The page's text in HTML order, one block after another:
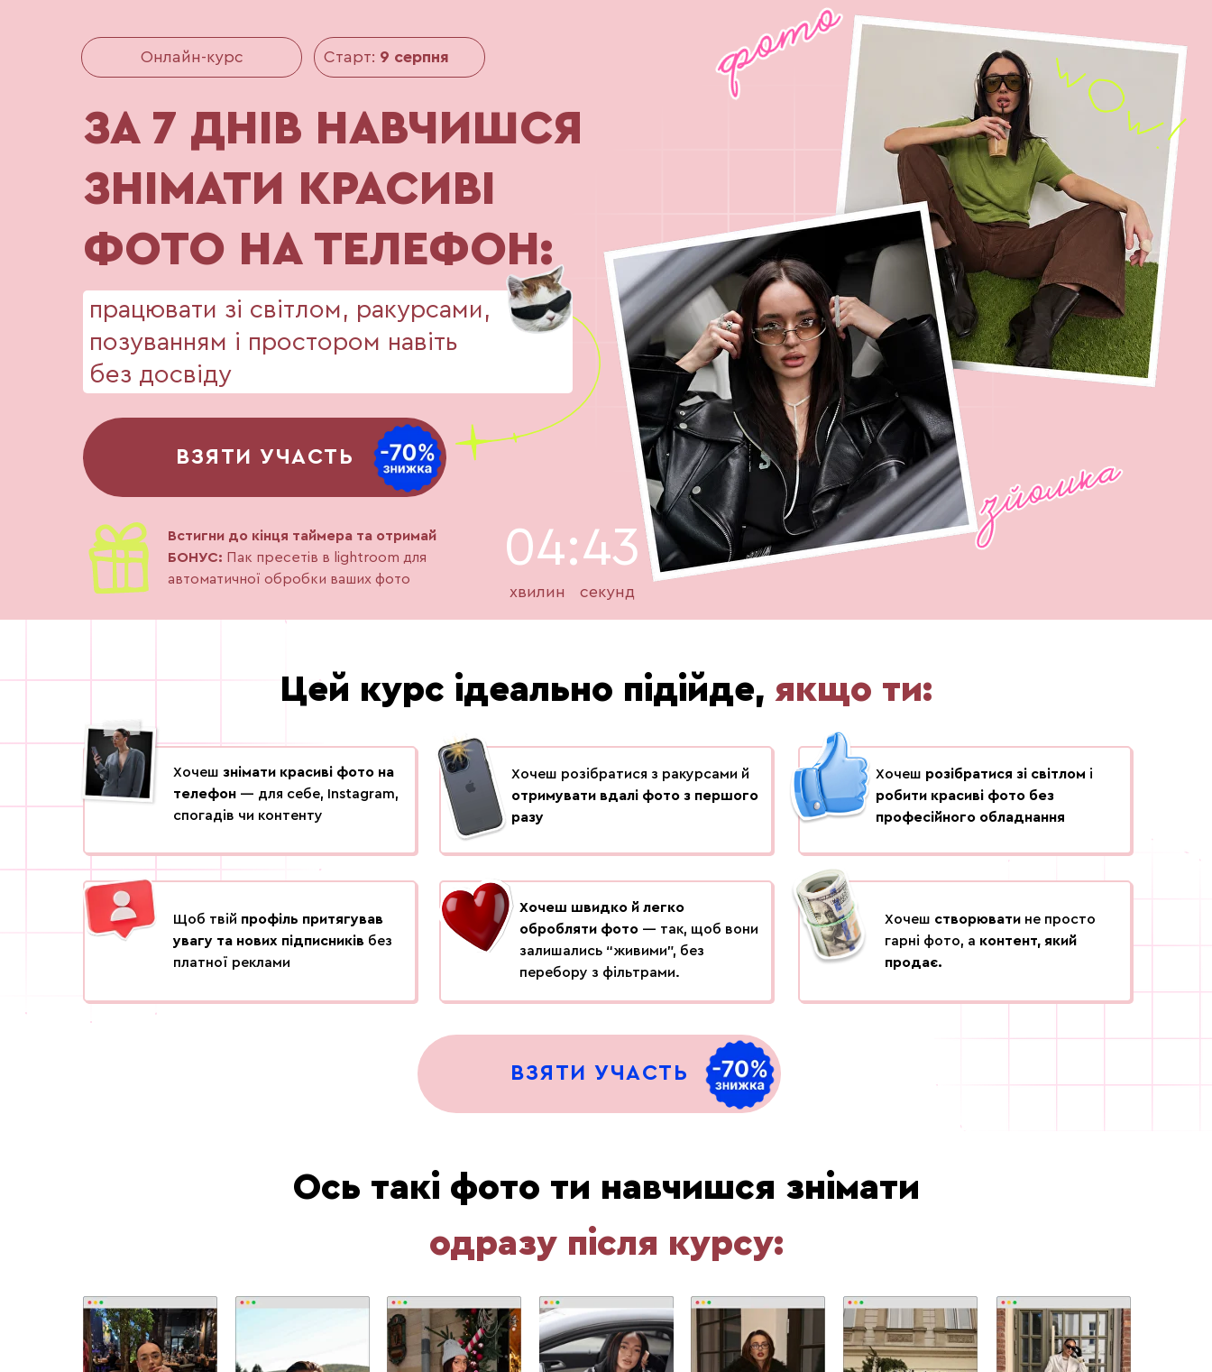
Онлайн-курс Старт:
ЗА 7 ДНІВ НАВЧИШСЯ
ЗНІМАТИ КРАСИВІ
ФОТО НА ТЕЛЕФОН:
Встигни до кінця таймера та отримай
БОНУС: Пак пресетів в lightroom для
автоматичної обробки ваших фото
хвилин секунд
04:42
ВЗЯТИ УЧАСТЬ
9 серпня
працювати зі світлом, ракурсами,
позуванням і простором навіть
без досвіду
Цей курс ідеально підійде, якщо ти:
Хочеш розібратися зі світлом і
робити красиві фото без
професійного обладнання
Щоб твій профіль притягував
увагу та нових підписників без
платної реклами
ВЗЯТИ УЧАСТЬ
Хочеш знімати красиві фото на
телефон — для себе, Instagram,
спогадів чи контенту
Хочеш швидко й легко
обробляти фото — так, щоб вони
залишались “живими”, без
перебору з фільтрами.
Хочеш створювати не просто
гарні фото, а контент, який
продає.
Хочеш розібратися з ракурсами й
отримувати вдалі фото з першого
разу
Ось такі фото ти навчишся знімати
одразу після курсу: